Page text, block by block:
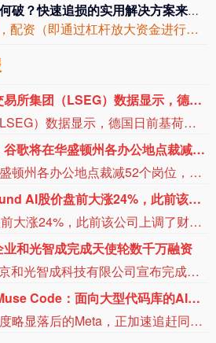
？快速追损的实用解决方案来了！
在股票投资热潮中，配资（即通过杠杆放大资金进行交易）成为不少人追求高收益的“捷径...
港股收盘：恒生指数跌1.488%，恒生科技指数跌2.276%
比亚迪股份跌4.211%，新鸿基地产跌4.273%，百度集团-SW跌4.464%，吉利汽车跌4.786%，零跑汽车跌4.946%，宁德时代跌5.197%，友邦保险跌5.981%。
加费下调当日机票搜索量上涨42%
8月5日起，国内航线燃油附加费再次迎来下调，进一步降低旅客出行成本。美团数据显示，燃油附加费下调当日，机票搜索量同比增长42%，其中，北京、广州、成都、深圳、上海等地游客出行热度较高。当前正值暑期旅游旺季，平台上亲子家庭占比超四成。7月以来，亲子家庭预订机票量同比增长约18%，亲子游相关搜索量环比增长26%。
海思科：创新药HSK51155片获临床试验批准通知书
海思科公告，公司近日收到国家药品监督管理局下发的《药物临床试验批准通知书》，2026年5月受理的HSK51155片临床试验申请符合药品注册的有关要求，同意本品开展临床试验。HSK51155是公司自主研发的口服小分子镇痛药物，拟用于偏头痛治疗，2026年4月公司已就该项目与艾伯维达成合作协议，潜在交易总额超7亿美元。
英国政府：最新制裁针对俄罗斯船只和公司，包括银行和工业集团。
报萃华珠宝案阶段性调查进展情况
2026年2月9日，辽宁证监局对沈阳萃华金银珠宝股份有限公司（简称萃华珠宝，002731）立案调查。现已初步查明，萃华珠宝披露的部分年度财务信息涉嫌虚假记载，可能触及重大违法强制退市情形。该案目前正在调查过程中，辽宁证监局将尽快查明违法事实，依法严肃处理。（证监会）